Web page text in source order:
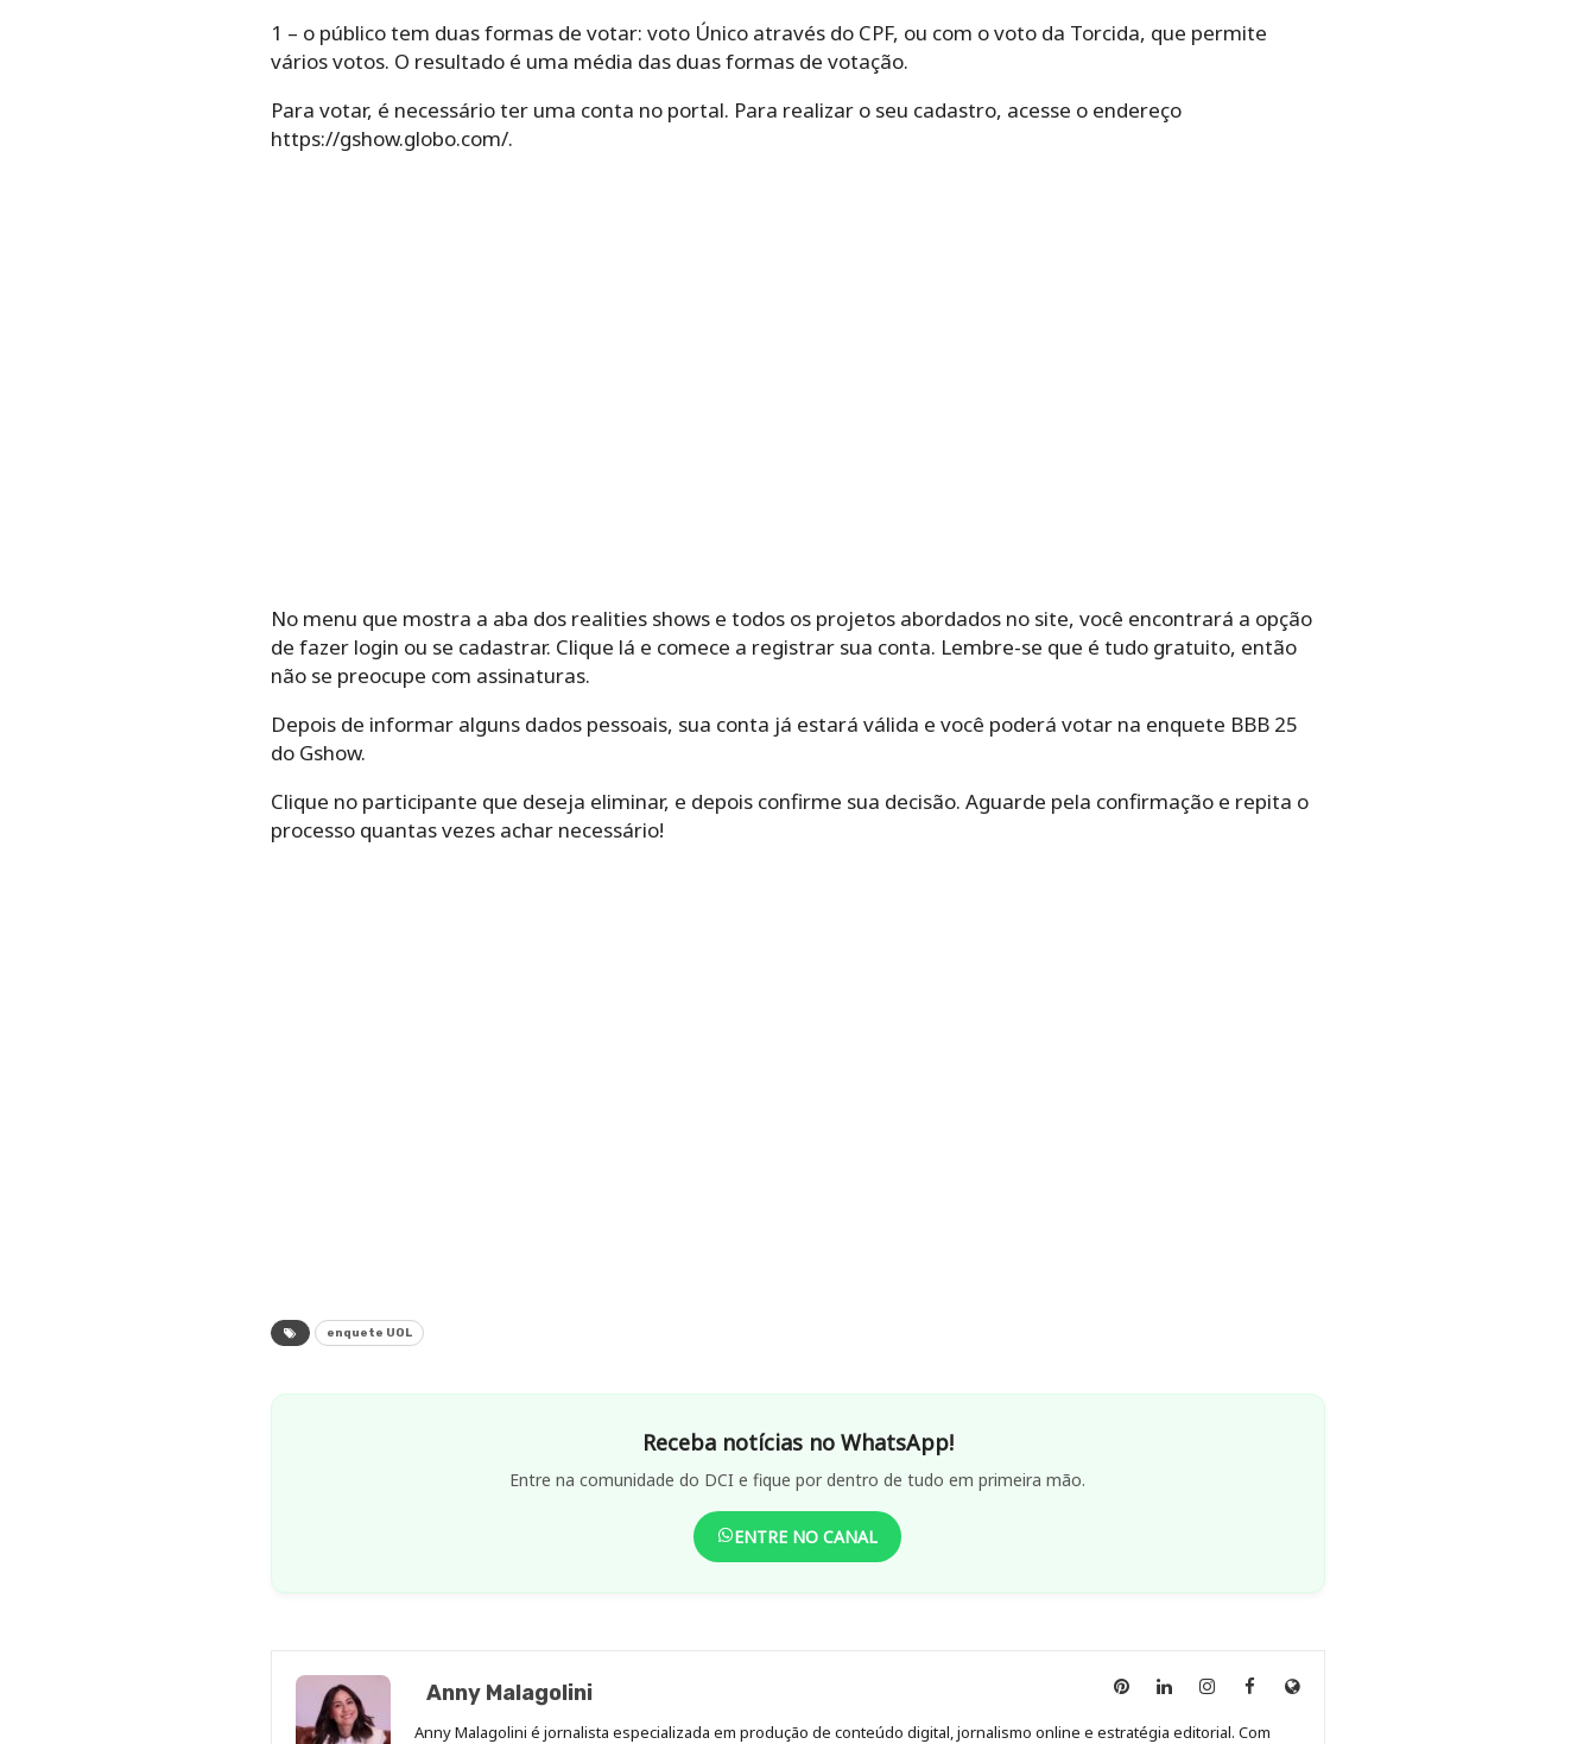
1 – o público tem duas formas de votar: voto Único através do CPF, ou com o voto da Torcida, que permite
vários votos. O resultado é uma média das duas formas de votação.
Para votar, é necessário ter uma conta no portal. Para realizar o seu cadastro, acesse o endereço
https://gshow.globo.com/.
No menu que mostra a aba dos realities shows e todos os projetos abordados no site, você encontrará a opção
de fazer login ou se cadastrar. Clique lá e comece a registrar sua conta. Lembre-se que é tudo gratuito, então
não se preocupe com assinaturas.
Depois de informar alguns dados pessoais, sua conta já estará válida e você poderá votar na enquete BBB 25
do Gshow.
Clique no participante que deseja eliminar, e depois confirme sua decisão. Aguarde pela confirmação e repita o
processo quantas vezes achar necessário!
enquete UOL
Receba notícias no WhatsApp!
Entre na comunidade do DCI e fique por dentro de tudo em primeira mão.
ENTRE NO CANAL
Anny Malagolini
AnnyAnnyAnnyAnnySite
Anny Malagolini é jornalista especializada em produção de conteúdo digital, jornalismo online e estratégia editorial. Com